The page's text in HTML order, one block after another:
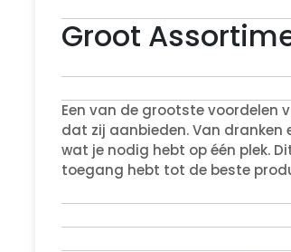
Groot
Een van de grootste voordelen
dat zij aanbieden. Van
wat je nodig hebt op één plek.
toegang hebt tot de beste